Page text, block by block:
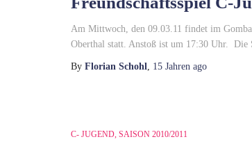
Am Mittwoch, den 09.03.11 findet im
Oberthal statt. Anstoß ist um 17:30 Uhr. Die
By Florian Schohl, 15 Jahren ago
C- JUGEND SAISON 2010/2011